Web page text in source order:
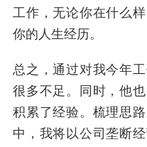
工作，无论你在什么
你的人生经历。
总之，通过对我今年
很多不足。同时，他
积累了经验。梳理思
中，我将以公司垄断